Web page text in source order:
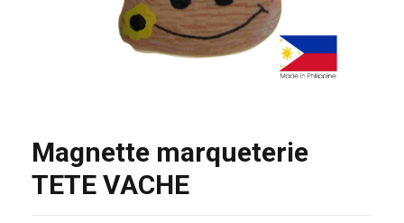
Magnette marqueterie
TETE VACHE